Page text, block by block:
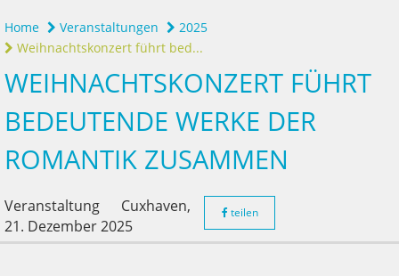
Home Veranstaltungen
2025
Weihnachtskonzert führt bed...
WEIHNACHTSKONZERT FÜHRT
BEDEUTENDE WERKE DER
ROMANTIK ZUSAMMEN
Veranstaltung
Cuxhaven,
21. Dezember 2025
teilen